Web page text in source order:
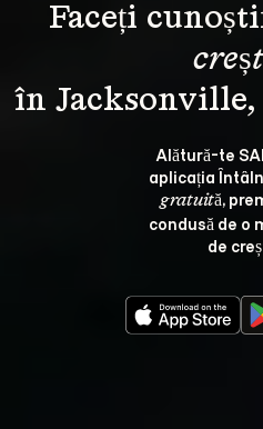
Faceți
Alătură-te
aplicația
gratuită,
condusă de o
de